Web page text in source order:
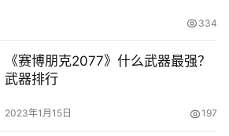
334
《赛博朋克2077》什么武器最强？
武器排行
2023年1月15日 197